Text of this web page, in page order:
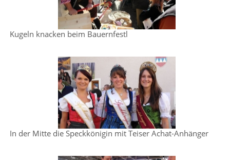
Kugeln knacken beim Bauernfestl
In der Mitte die Speckkönigin mit Teiser Achat-Anhänger